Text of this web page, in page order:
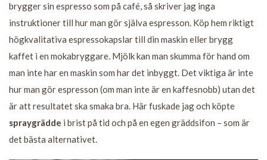
brygger sin espresso som på café, så skriver jag inga
instruktioner till hur man gör själva espresson. Köp hem riktigt
högkvalitativa espressokapslar till din maskin eller brygg
kaffet i en mokabryggare. Mjölk kan man skumma för hand om
man inte har en maskin som har det inbyggt. Det viktiga är inte
hur man gör espresson (om man inte är en kaffesnobb) utan det
är att resultatet ska smaka bra. Här fuskade jag och köpte
spraygrädde i brist på tid och på en egen gräddsifon – som är
det bästa alternativet.